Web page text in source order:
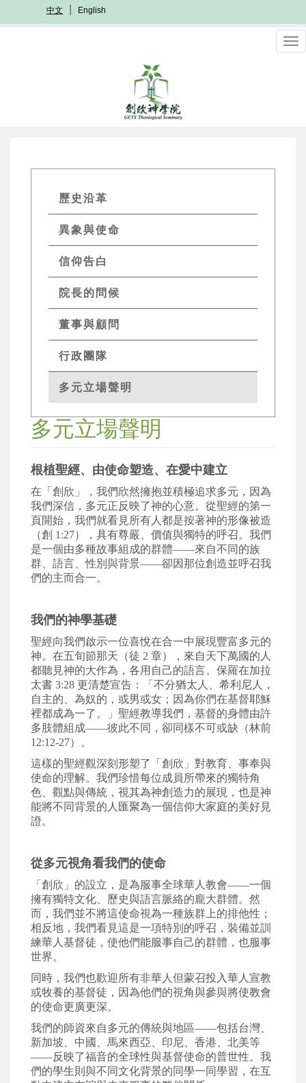
至
中文 English
GETs
About
Menu
歷史沿革
異象與使命
信仰告白
院長的問候
董事與顧問
行政團隊
多元立場聲明
多元立場聲明
根植聖經、由使命塑造、在愛中建立
在「 創欣」
，我們欣然擁抱並積極追求多元，因為
我們深信，多元正反映了神的心意。從聖經的第一
頁開始，我們就看見所有人都是按著神的形像被造
（創 1:27），具有尊嚴、價值與獨特的呼召。我們
是一個由多種故事組成的群體——來自不同的族
群、語言、性別與背景——卻因那位創造並呼召我
們的主而合一。
我們的神學基礎
聖經向我們啟示一位喜悅在合一中展現豐富多元的
神。在五旬節那天（徒 2 章），來自天下萬國的人
都聽見神的大作為，各用自己的語言。保羅在加拉
太書 3:28 更清楚宣告：「不分猶太人、希利尼人，
自主的、為奴的，或男或女；因為你們在基督耶穌
裡都成為一了。」聖經教導我們，基督的身體由許
多肢體組成——彼此不同，卻同樣不可或缺（林前
12:12-27）。
這樣的聖經觀深刻形塑了「 創欣」 對教育、事奉與
使命的理解。我們珍惜每位成員所帶來的獨特角
色、觀點與傳統，視其為神創造力的展現，也是神
能將不同背景的人匯聚為一個信仰大家庭的美好見
證。
從多元視角看我們的使命
「創欣」 的設立，是為服事全球華人教會——一個
擁有獨特文化、歷史與語言脈絡的龐大群體。然
而，我們並不將這使命視為一種族群上的排他性；
相反地，我們看見這是一項特別的呼召，裝備並訓
練華人基督徒，使他們能服事自己的群體，也服事
世界。
同時，我們也歡迎所有非華人但蒙召投入華人宣教
或牧養的基督徒，因為他們的視角與參與將使教會
的使命更廣更深。
我們的師資來自多元的傳統與地區——包括台灣、
新加坡、中國、馬來西亞、印尼、香港、北美等
——反映了福音的全球性與基督使命的普世性。我
們的學生則與不同文化背景的同學一同學習，在互